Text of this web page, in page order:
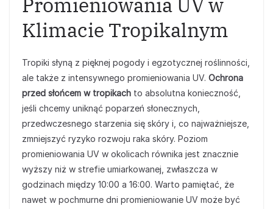
Klimacie Tropikalnym
Tropiki słyną z pięknej pogody i egzotycznej roślinności,
ale także z intensywnego promieniowania UV. Ochrona
przed słońcem w tropikach to absolutna konieczność,
jeśli chcemy uniknąć poparzeń słonecznych,
przedwczesnego starzenia się skóry i, co najważniejsze,
zmniejszyć ryzyko rozwoju raka skóry. Poziom
promieniowania UV w okolicach równika jest znacznie
wyższy niż w strefie umiarkowanej, zwłaszcza w
godzinach między 10:00 a 16:00. Warto pamiętać, że
nawet w pochmurne dni promieniowanie UV może być